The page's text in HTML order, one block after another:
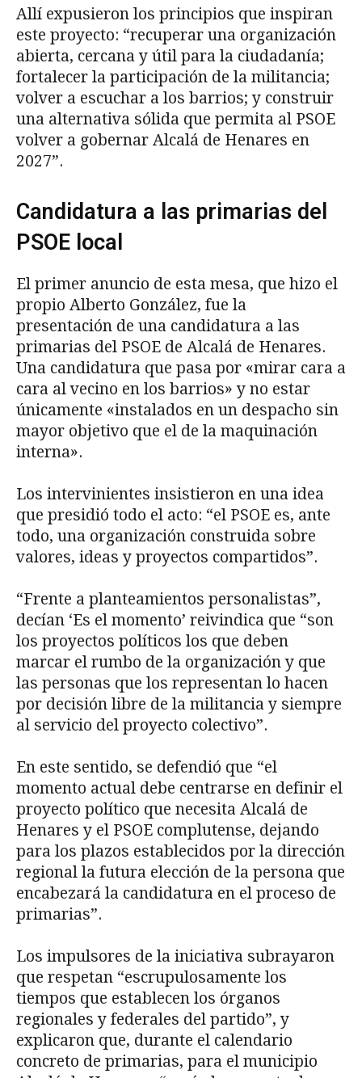
Allí expusieron los principios que inspiran
este proyecto: “recuperar una organización
abierta, cercana y útil para la ciudadanía;
fortalecer la participación de la militancia;
volver a escuchar a los barrios; y construir
una alternativa sólida que permita al PSOE
volver a gobernar Alcalá de Henares en
2027”.
Candidatura a las primarias del
PSOE local
El primer anuncio de esta mesa, que hizo el
propio Alberto González, fue la
presentación de una candidatura a las
primarias del PSOE de Alcalá de Henares.
Una candidatura que pasa por «mirar cara a
cara al vecino en los barrios» y no estar
únicamente «instalados en un despacho sin
mayor objetivo que el de la maquinación
interna».
Los intervinientes insistieron en una idea
que presidió todo el acto: “el PSOE es, ante
todo, una organización construida sobre
valores, ideas y proyectos compartidos”.
“Frente a planteamientos personalistas”,
decían ‘Es el momento’ reivindica que “son
los proyectos políticos los que deben
marcar el rumbo de la organización y que
las personas que los representan lo hacen
por decisión libre de la militancia y siempre
al servicio del proyecto colectivo”.
En este sentido, se defendió que “el
momento actual debe centrarse en definir el
proyecto político que necesita Alcalá de
Henares y el PSOE complutense, dejando
para los plazos establecidos por la dirección
regional la futura elección de la persona que
encabezará la candidatura en el proceso de
primarias”.
Los impulsores de la iniciativa subrayaron
que respetan “escrupulosamente los
tiempos que establecen los órganos
regionales y federales del partido”, y
explicaron que, durante el calendario
concreto de primarias, para el municipio